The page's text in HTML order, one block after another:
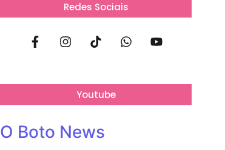
Redes Sociais
Youtube
O Boto News